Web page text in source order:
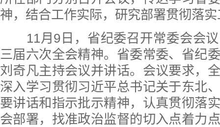
神，结合工作实际，研究部署贯彻落
11月9日，省纪委召开常委会会议
三届六次全会精神。省委常委、省纪
刘奇凡主持会议并讲话。会议要求，
深入学习贯彻习近平总书记关于东北
要讲话和指示批示精神，认真贯彻落
会部署，找准政治监督的切入点着力